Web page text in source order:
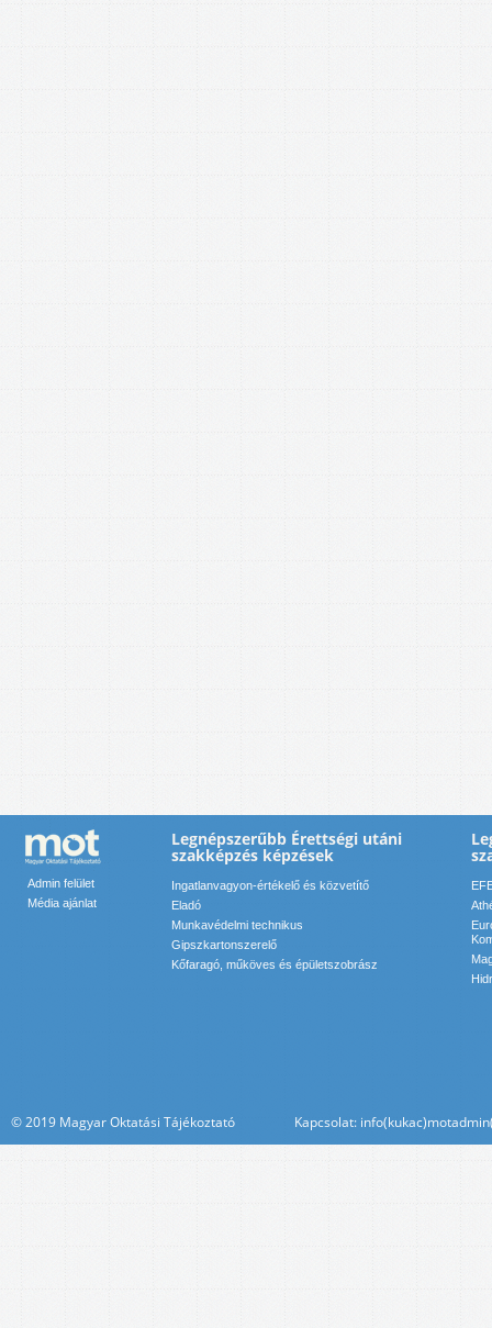
Admin felület
Média ajánlat
Legnépszerűbb Érettségi utáni
szakképzés képzések
Ingatlanvagyon-értékelő és közvetítő
Eladó
Munkavédelmi technikus
Gipszkartonszerelő
Kőfaragó, műköves és épületszobrász
© 2019 Magyar Oktatási Tájékoztató Kapcsolat: